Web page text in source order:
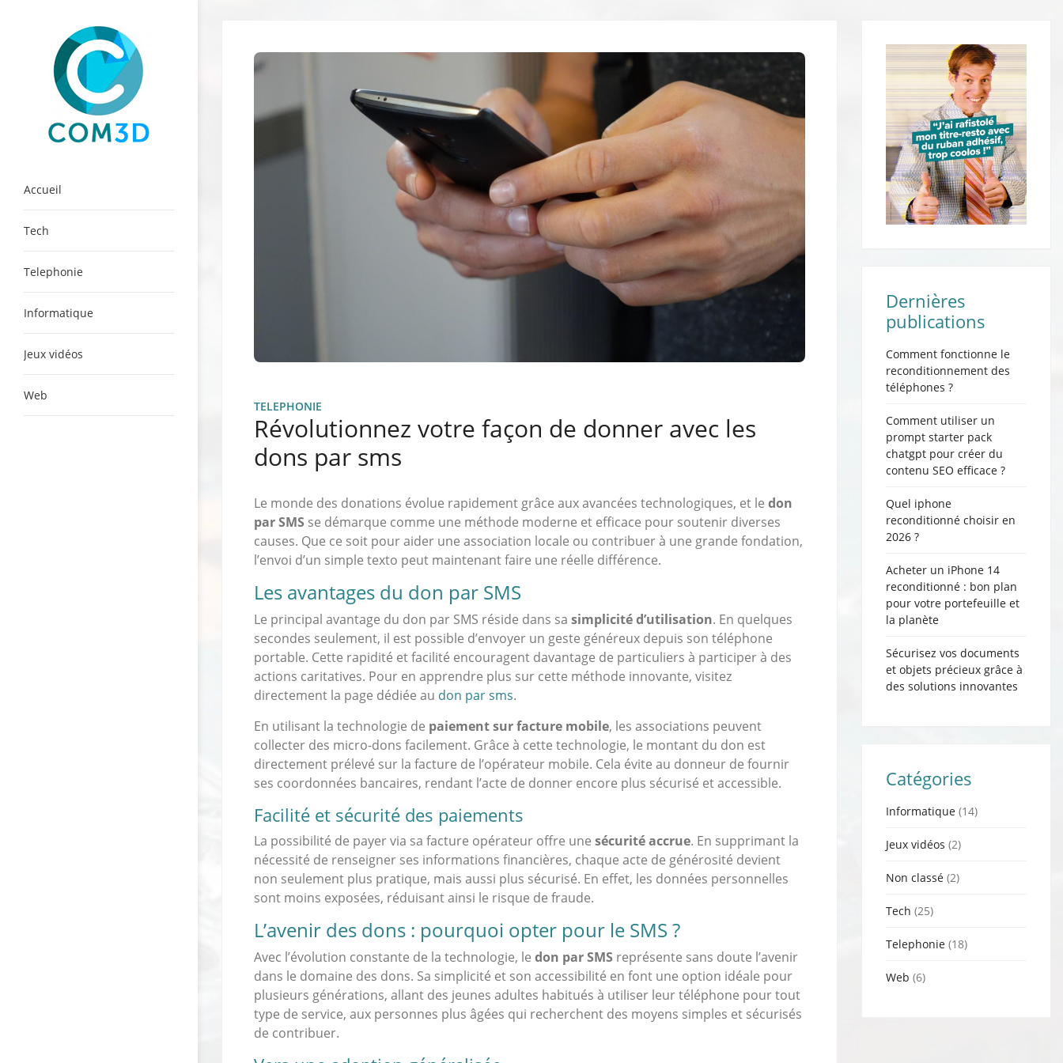
Accueil
Tech
Telephonie
Informatique
Jeux vidéos
Web
TELEPHONIE
Révolutionnez votre façon de donner avec les
dons par sms
Le monde des donations évolue rapidement grâce aux avancées technologiques, et le don
par SMS se démarque comme une méthode moderne et efficace pour soutenir diverses
causes. Que ce soit pour aider une association locale ou contribuer à une grande fondation,
l’envoi d’un simple texto peut maintenant faire une réelle différence.
Les avantages du don par SMS
Le principal avantage du don par SMS réside dans sa simplicité d’utilisation. En quelques
secondes seulement, il est possible d’envoyer un geste généreux depuis son téléphone
portable. Cette rapidité et facilité encouragent davantage de particuliers à participer à des
actions caritatives. Pour en apprendre plus sur cette méthode innovante, visitez
directement la page dédiée au don par sms.
En utilisant la technologie de paiement sur facture mobile, les associations peuvent
collecter des micro-dons facilement. Grâce à cette technologie, le montant du don est
directement prélevé sur la facture de l’opérateur mobile. Cela évite au donneur de fournir
ses coordonnées bancaires, rendant l’acte de donner encore plus sécurisé et accessible.
Facilité et sécurité des paiements
La possibilité de payer via sa facture opérateur offre une sécurité accrue. En supprimant la
nécessité de renseigner ses informations financières, chaque acte de générosité devient
non seulement plus pratique, mais aussi plus sécurisé. En effet, les données personnelles
sont moins exposées, réduisant ainsi le risque de fraude.
L’avenir des dons : pourquoi opter pour le SMS ?
Avec l’évolution constante de la technologie, le don par SMS représente sans doute l’avenir
dans le domaine des dons. Sa simplicité et son accessibilité en font une option idéale pour
plusieurs générations, allant des jeunes adultes habitués à utiliser leur téléphone pour tout
type de service, aux personnes plus âgées qui recherchent des moyens simples et sécurisés
de contribuer.
Dernières
publications
Comment fonctionne le
reconditionnement des
téléphones ?
Comment utiliser un
prompt starter pack
chatgpt pour créer du
contenu SEO efficace ?
Quel iphone
reconditionné choisir en
2026 ?
Acheter un iPhone 14
reconditionné : bon plan
pour votre portefeuille et
la planète
Sécurisez vos documents
et objets précieux grâce à
des solutions innovantes
Catégories
Informatique (14)
Jeux vidéos (2)
Non classé (2)
Tech (25)
Telephonie (18)
Web (6)